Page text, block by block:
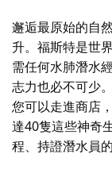
邂逅最原始的自
升。福斯特是世
需任何水肺潛水
志力也必不可少
您可以走進商店
達40隻這些神奇
程、持證潛水員